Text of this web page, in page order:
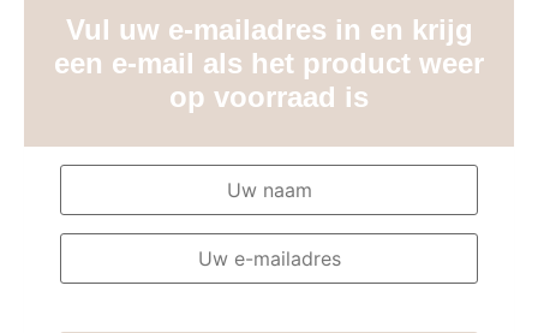
Vul uw e-mailadres in en krijg
een e-mail als het product weer
op voorraad is